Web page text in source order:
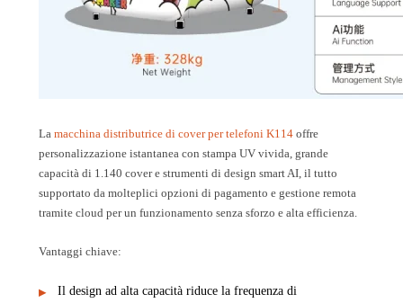
La macchina distributrice di cover per telefoni K114 offre
personalizzazione istantanea con stampa UV vivida, grande
capacità di 1.140 cover e strumenti di design smart AI, il tutto
supportato da molteplici opzioni di pagamento e gestione remota
tramite cloud per un funzionamento senza sforzo e alta efficienza.
Vantaggi chiave:
Il design ad alta capacità riduce la frequenza di